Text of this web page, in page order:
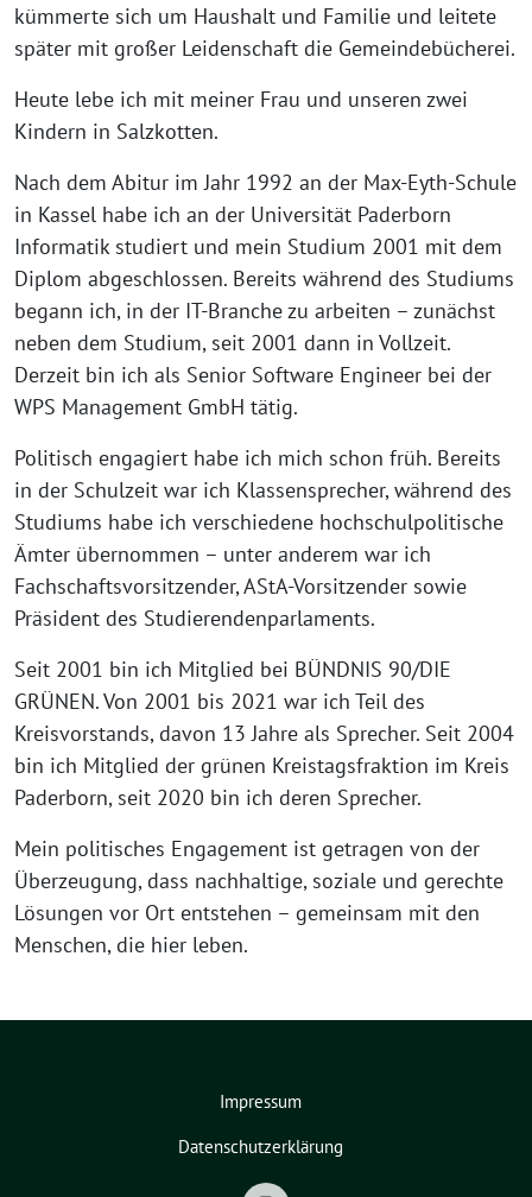
kümmerte sich um Haushalt und Familie und leitete
später mit großer Leidenschaft die Gemeindebücherei.
Heute lebe ich mit meiner Frau und unseren zwei
Kindern in Salzkotten.
Nach dem Abitur im Jahr 1992 an der Max-Eyth-Schule
in Kassel habe ich an der Universität Paderborn
Informatik studiert und mein Studium 2001 mit dem
Diplom abgeschlossen. Bereits während des Studiums
begann ich, in der IT-Branche zu arbeiten – zunächst
neben dem Studium, seit 2001 dann in Vollzeit.
Derzeit bin ich als Senior Software Engineer bei der
WPS Management GmbH tätig.
Politisch engagiert habe ich mich schon früh. Bereits
in der Schulzeit war ich Klassensprecher, während des
Studiums habe ich verschiedene hochschulpolitische
Ämter übernommen – unter anderem war ich
Fachschaftsvorsitzender, AStA-Vorsitzender sowie
Präsident des Studierendenparlaments.
Seit 2001 bin ich Mitglied bei BÜNDNIS 90/DIE
GRÜNEN. Von 2001 bis 2021 war ich Teil des
Kreisvorstands, davon 13 Jahre als Sprecher. Seit 2004
bin ich Mitglied der grünen Kreistagsfraktion im Kreis
Paderborn, seit 2020 bin ich deren Sprecher.
Mein politisches Engagement ist getragen von der
Überzeugung, dass nachhaltige, soziale und gerechte
Lösungen vor Ort entstehen – gemeinsam mit den
Menschen, die hier leben.
Impressum
Datenschutzerklärung